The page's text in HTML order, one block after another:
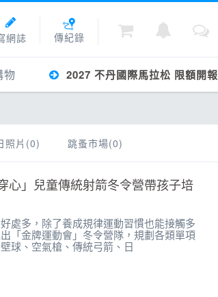
網誌 傳紀錄
物
點數商城
2027 不丹國際馬拉松 限額開報
照片(0) 跳蚤市場(0)
心」兒童傳統射箭冬令營帶孩子培
處多，除了養成規律運動習慣也能接觸多
「金牌運動會」冬令營隊，規劃各類單項
球、空氣槍、傳統弓箭、日